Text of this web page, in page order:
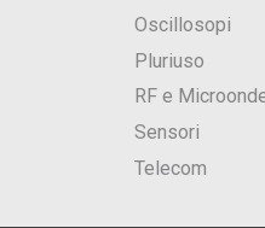
Oscillosopi
Pluriuso
RF e
Sensori
Telecom